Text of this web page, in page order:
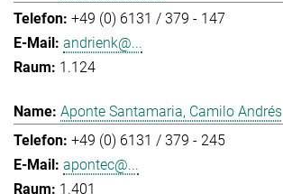
+49 (0) 6131 / 379 - 147
andrienk@...
1.124
Aponte Santamaria, Camilo Andrés
+49 (0) 6131 / 379 - 245
apontec@...
1.401